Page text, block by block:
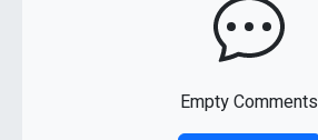
Empty Comments